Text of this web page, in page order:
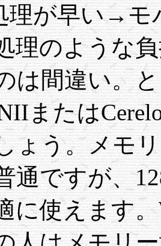
理が早い→モ
理のような
は間違い。
または
ょう。メモ
通ですが、
に使えます